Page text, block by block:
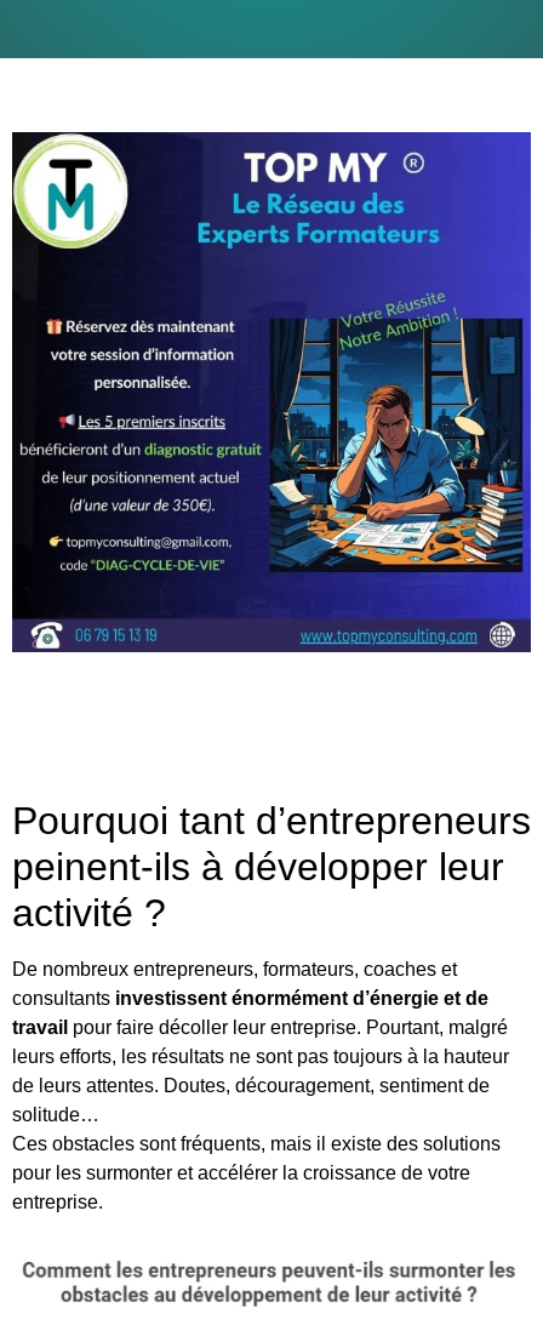
Pourquoi tant d’entrepreneurs
peinent-ils à développer leur
activité ?
De nombreux entrepreneurs, formateurs, coaches et
consultants investissent énormément d’énergie et de
travail pour faire décoller leur entreprise. Pourtant, malgré
leurs efforts, les résultats ne sont pas toujours à la hauteur
de leurs attentes. Doutes, découragement, sentiment de
solitude…
Ces obstacles sont fréquents, mais il existe des solutions
pour les surmonter et accélérer la croissance de votre
entreprise.